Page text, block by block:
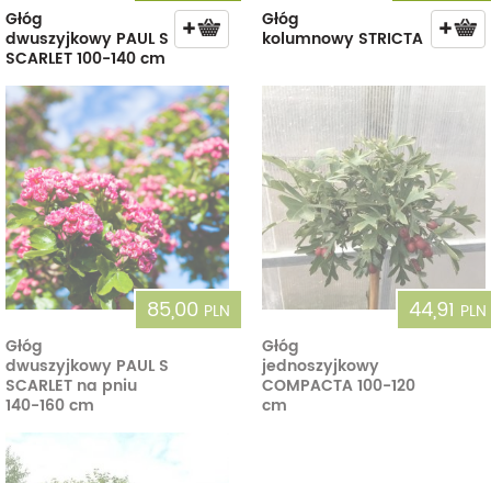
Głóg
dwuszyjkowy PAUL S
SCARLET 100-140 cm
Głóg
kolumnowy STRICTA
85,00 PLN
Głóg
dwuszyjkowy PAUL S
SCARLET na pniu
140-160 cm
44,91 PLN
Głóg
jednoszyjkowy
COMPACTA 100-120
cm